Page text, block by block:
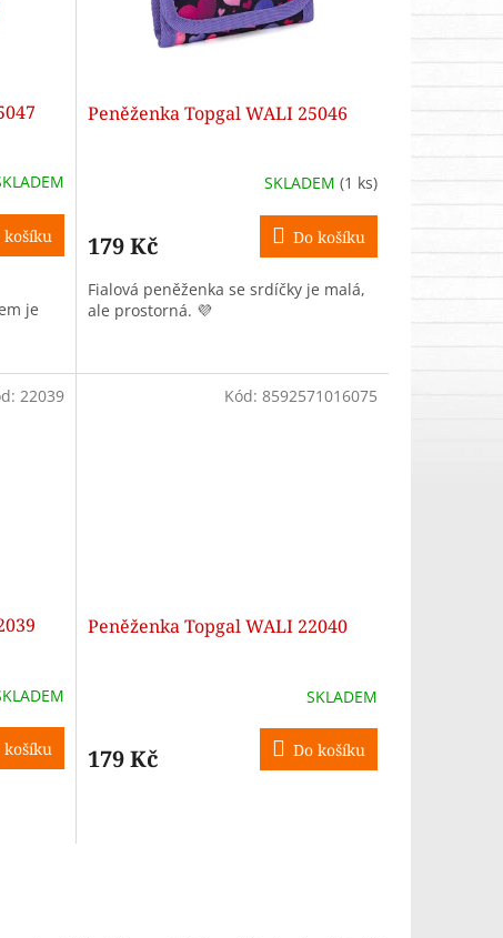
košíku
je
Peněženka Topgal WALI 25046
SKLADEM (1 ks)
179 Kč Do košíku
Fialová peněženka se srdíčky je malá,
ale prostorná. 💜
košíku
22039
Peněženka Topgal WALI 22040
SKLADEM
179 Kč Do košíku
Kód: 8592571016075